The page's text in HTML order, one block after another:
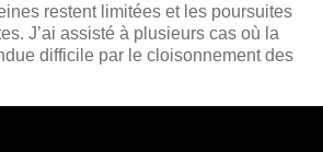
restent limitées et les poursuites
J’ai assisté à plusieurs cas où la
difficile par le cloisonnement des